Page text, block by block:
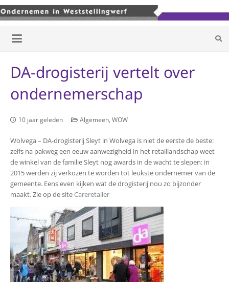
DA-drogisterij vertelt over
ondernemerschap
10 jaar geleden Algemeen ,WOW
Wolvega – DA-drogisterij Sleyt in Wolvega is niet de eerste de beste:
zelfs na pakweg een eeuw aanwezigheid in het retaillandschap weet
de winkel van de familie Sleyt nog awards in de wacht te slepen: in
2015 werden zij verkozen te worden tot leukste ondernemer van de
gemeente. Eens even kijken wat de drogisterij nou zo bijzonder
maakt. Zie op de siteCareretailer